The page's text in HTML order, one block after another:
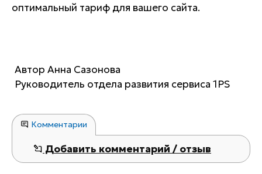
оптимальный тариф для вашего сайта.
Автор Анна Сазонова
Руководитель отдела развития сервиса 1PS
Комментарии
Добавить комментарий / отзыв